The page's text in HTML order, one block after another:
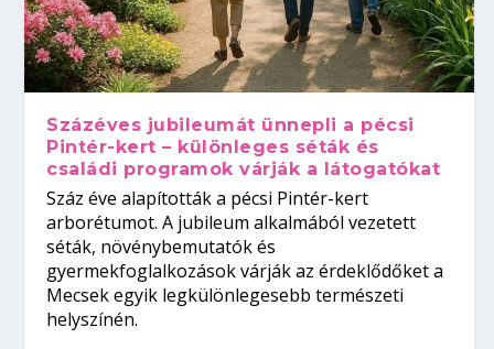
Százéves jubileumát ünnepli a pécsi
Pintér-kert – különleges séták és
családi programok várják a látogatókat
Száz éve alapították a pécsi Pintér-kert
arborétumot. A jubileum alkalmából vezetett
séták, növénybemutatók és
gyermekfoglalkozások várják az érdeklődőket a
Mecsek egyik legkülönlegesebb természeti
helyszínén.